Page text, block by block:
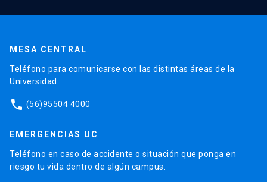
MESA CENTRAL
Teléfono para comunicarse con las distintas áreas de la
Universidad.
phone (56)95504 4000
EMERGENCIAS UC
Teléfono en caso de accidente o situación que ponga en
riesgo tu vida dentro de algún campus.